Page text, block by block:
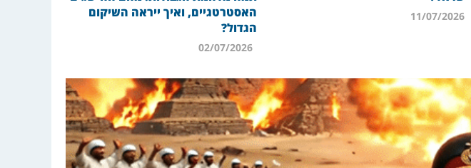
האסטרטגיים, ואיך ייראה השיקום
הגדול?
02/07/2026